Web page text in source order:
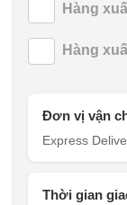
Hàng
Hàng
Đơn vị vận
Express
Thời gian